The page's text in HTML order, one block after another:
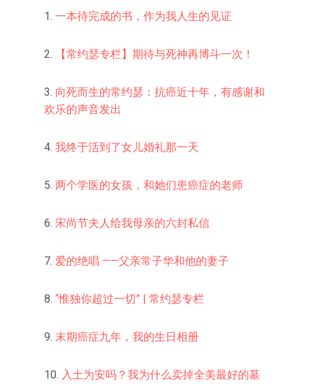
1. 一本待完成的书，作为我人生的见证
2. 【常约瑟专栏】期待与死神再博斗一次！
3. 向死而生的常约瑟：抗癌近十年，有感谢和
欢乐的声音发出
4. 我终于活到了女儿婚礼那一天
5. 两个学医的女孩，和她们患癌症的老师
6. 宋尚节夫人给我母亲的六封私信
7. 爱的绝唱 ——父亲常子华和他的妻子
8. “惟独你超过一切” | 常约瑟专栏
9. 末期癌症九年，我的生日相册
10. 入土为安吗？我为什么卖掉全美最好的墓